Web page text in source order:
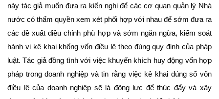
này tác giả muốn đưa ra kiến nghị để các cơ quan quản lý Nhà
nước có thẩm quyền xem xét phối hợp với nhau để sớm đưa ra
các đề xuất điều chỉnh phù hợp và sớm ngăn ngừa, kiểm soát
hành vi kê khai khống vốn điều lệ theo đúng quy định của pháp
luật. Tác giả đồng tình với việc khuyến khích huy động vốn hợp
pháp trong doanh nghiệp và tin rằng việc kê khai đúng số vốn
điều lệ của doanh nghiệp sẽ là động lực để thúc đẩy và xây